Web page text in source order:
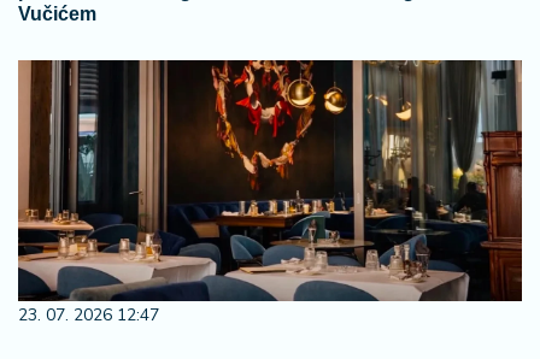
Vučićem
23. 07. 2026 12:47